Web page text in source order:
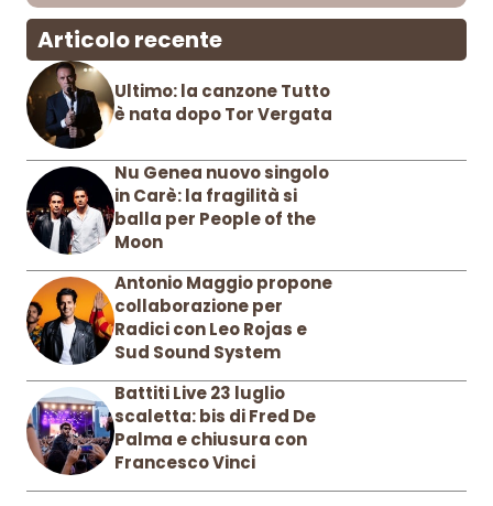
Articolo recente
Ultimo: la canzone Tutto
è nata dopo Tor Vergata
Nu Genea nuovo singolo
in Carè: la fragilità si
balla per People of the
Moon
Antonio Maggio propone
collaborazione per
Radici con Leo Rojas e
Sud Sound System
Battiti Live 23 luglio
scaletta: bis di Fred De
Palma e chiusura con
Francesco Vinci